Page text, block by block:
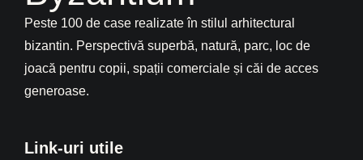
Peste 100 de case realizate în stilul arhitectural
bizantin. Perspectivă superbă, natură, parc, loc de
joacă pentru copii, spații comerciale și căi de acces
generoase.
Link-uri utile